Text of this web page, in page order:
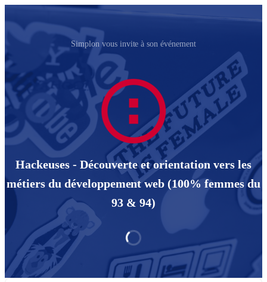
Simplon vous invite à son événement
Hackeuses - Découverte et orientation vers les
métiers du développement web (100% femmes du
93 & 94)